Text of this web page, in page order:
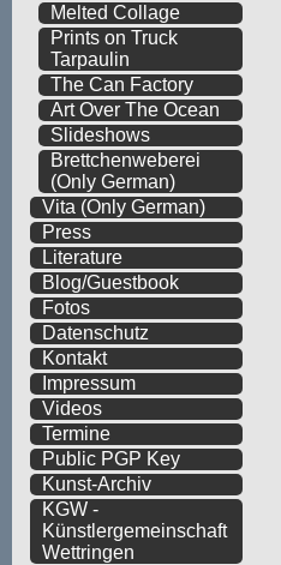
Melted Collage
Prints on Truck
Tarpaulin
The Can Factory
Art Over The Ocean
Slideshows
Brettchenweberei
(Only German)
Vita (Only German)
Press
Literature
Blog/Guestbook
Fotos
Datenschutz
Kontakt
Impressum
Videos
Termine
Public PGP Key
Kunst-Archiv
KGW -
Künstlergemeinschaft
Wettringen